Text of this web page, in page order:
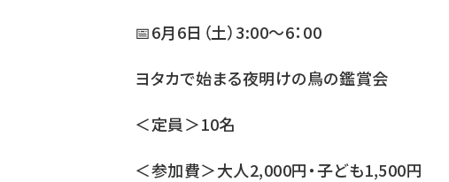
📅6月6日（土）3:00～6：00
ヨタカで始まる夜明けの鳥の鑑賞会
＜定員＞10名
＜参加費＞大人2,000円・子ども1,500円